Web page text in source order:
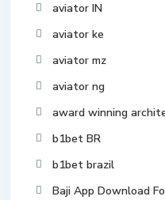
aviator IN
aviator ke
aviator mz
aviator ng
award winning
b1bet BR
b1bet brazil
Baji App Download